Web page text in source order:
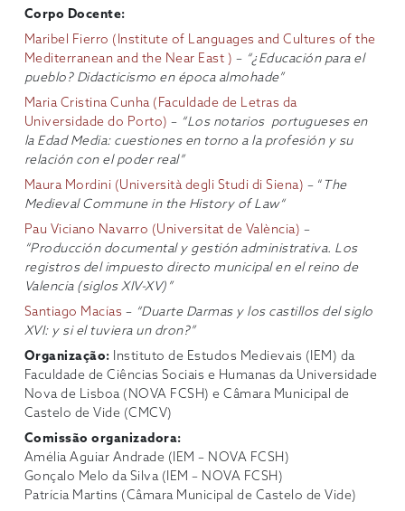
Corpo Docente:
Maribel Fierro (Institute of Languages ​​and Cultures of the
Mediterranean and the Near East ) – “¿Educación para el
pueblo? Didacticismo en época almohade”
Maria Cristina Cunha (Faculdade de Letras da
Universidade do Porto) – “Los notarios portugueses en
la Edad Media: cuestiones en torno a la profesión y su
relación con el poder real”
Maura Mordini (Università degli Studi di Siena) – “ The
MedievalCommune in the History of Law“
Pau Viciano Navarro (Universitat de València) –
“Producción documental y gestión administrativa. Los
registros del impuesto directo municipal en el reino de
Valencia (siglos XIV-XV)”
Santiago Macías – “Duarte Darmas y los castillos del siglo
XVI: y si el tuviera un dron?”
Organização: Instituto de Estudos Medievais (IEM) da
Faculdade de Ciências Sociais e Humanas da Universidade
Nova de Lisboa (NOVA FCSH) e Câmara Municipal de
Castelo de Vide (CMCV)
Comissão organizadora:
Amélia Aguiar Andrade (IEM – NOVA FCSH)
Gonçalo Melo da Silva (IEM – NOVA FCSH)
Patrícia Martins (Câmara Municipal de Castelo de Vide)